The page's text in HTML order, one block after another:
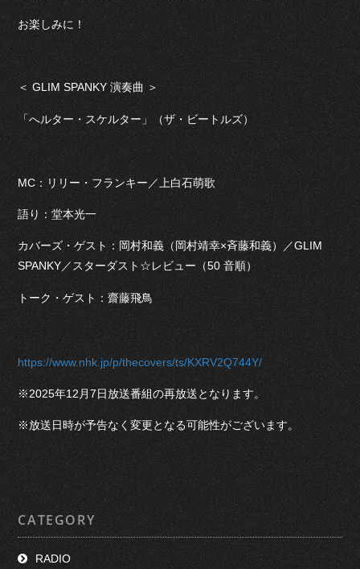
お楽しみに！
＜ GLIM SPANKY 演奏曲 ＞
「へルター・スケルター」（ザ・ビートルズ）
MC：リリー・フランキー／上白石萌歌
語り：堂本光一
カバーズ・ゲスト：岡村和義（岡村靖幸×斉藤和義）／GLIM
SPANKY／スターダスト☆レビュー（50 音順）
トーク・ゲスト：齋藤飛鳥
https://www.nhk.jp/p/thecovers/ts/KXRV2Q744Y/
※2025年12月7日放送番組の再放送となります。
※放送日時が予告なく変更となる可能性がございます。
CATEGORY
RADIO